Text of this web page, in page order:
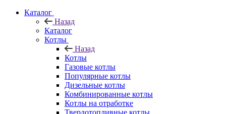
Каталог
Назад
Каталог
Котлы
Назад
Котлы
Газовые котлы
Популярные котлы
Дизельные котлы
Комбинированные котлы
Котлы на отработке
Твердотопливные котлы